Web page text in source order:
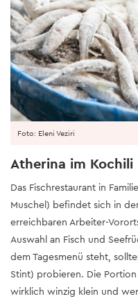
Foto: Eleni Veziri
Atherina im Kochili
Das Fischrestaurant in
Muschel) befindet sich in
erreichbaren Arbeiter-
Auswahl an Fisch und
dem Tagesmenü steht,
Stint) probieren. Die
wirklich winzig klein und